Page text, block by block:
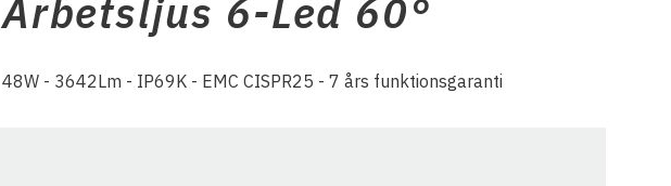
Arbetsljus 6-Led 60°
48W - 3642Lm - IP69K - EMC CISPR25 - 7 års funktionsgaranti